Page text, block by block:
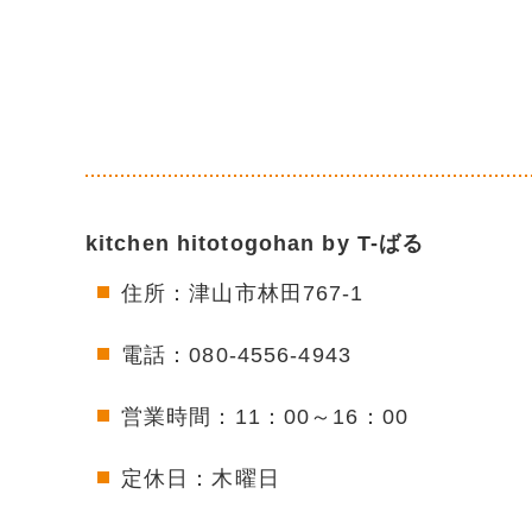
kitchen hitotogohan by T-ばる
住所：津山市林田767-1
電話：080-4556-4943
営業時間：11：00～16：00
定休日：木曜日